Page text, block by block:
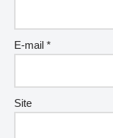
E-mail *
Site